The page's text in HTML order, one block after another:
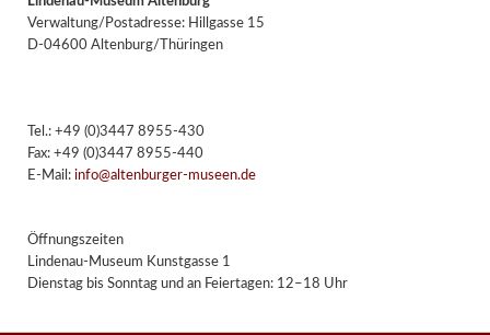
Verwaltung/Postadresse: Hillgasse 15
D-04600 Altenburg/Thüringen
Tel.: +49 (0)3447 8955-430
Fax: +49 (0)3447 8955-440
E-Mail: info@altenburger-museen.de
Öffnungszeiten
Lindenau-Museum Kunstgasse 1
Dienstag bis Sonntag und an Feiertagen: 12–18 Uhr